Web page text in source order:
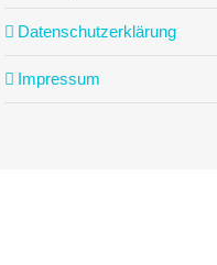
Datenschutzerklärung
Impressum